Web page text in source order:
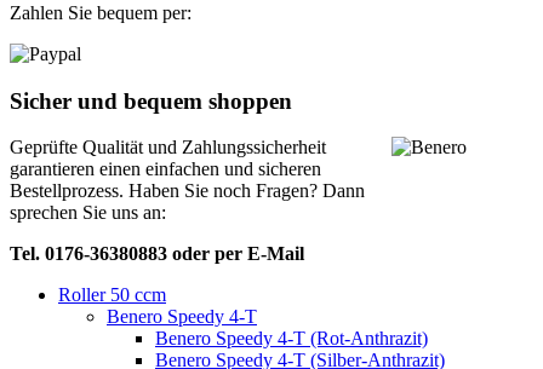
Zahlen Sie bequem per:
Sicher und bequem shoppen
Geprüfte Qualität und Zahlungssicherheit
garantieren einen einfachen und sicheren
Bestellprozess. Haben Sie noch Fragen? Dann
sprechen Sie uns an:
Tel. 0176-36380883 oder per E-Mail
Roller 50 ccm
Benero Speedy 4-T
Benero Speedy 4-T (Rot-Anthrazit)
Benero Speedy 4-T (Silber-Anthrazit)